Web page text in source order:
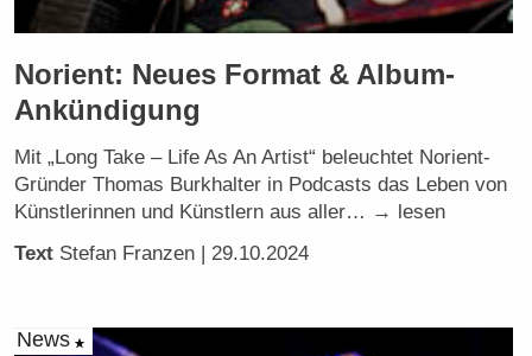
Norient: Neues Format & Album-
Ankündigung
Mit „Long Take – Life As An Artist“ beleuchtet Norient-
Gründer Thomas Burkhalter in Podcasts das Leben von
Künstlerinnen und Künstlern aus aller… → lesen
Text Stefan Franzen | 29.10.2024
News